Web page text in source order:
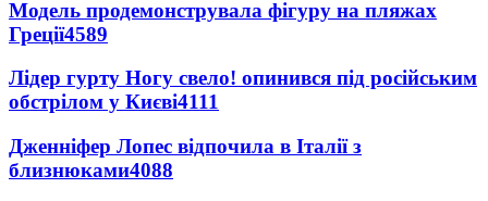
Модель продемонструвала фігуру на пляжах
Греції4589
Лідер гурту Ногу свело! опинився під російським
обстрілом у Києві4111
Дженніфер Лопес відпочила в Італії з
близнюками4088